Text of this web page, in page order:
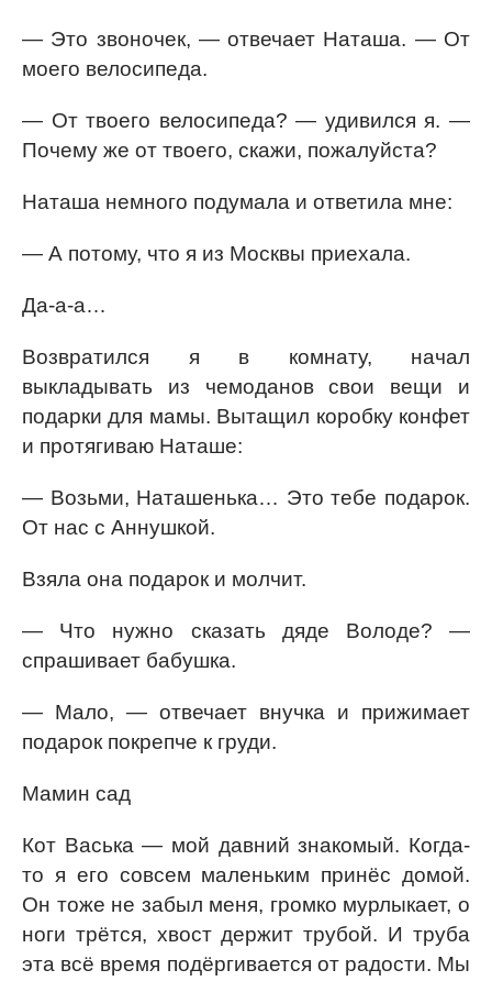
— Это звоночек, — отвечает Наташа. — От
моего велосипеда.
— От твоего велосипеда? — удивился я. —
Почему же от твоего, скажи, пожалуйста?
Наташа немного подумала и ответила мне:
— А потому, что я из Москвы приехала.
Да-а-а…
Возвратился я в комнату, начал
выкладывать из чемоданов свои вещи и
подарки для мамы. Вытащил коробку конфет
и протягиваю Наташе:
— Возьми, Наташенька… Это тебе подарок.
От нас с Аннушкой.
Взяла она подарок и молчит.
— Что нужно сказать дяде Володе? —
спрашивает бабушка.
— Мало, — отвечает внучка и прижимает
подарок покрепче к груди.
Мамин сад
Кот Васька — мой давний знакомый. Когда-
то я его совсем маленьким принёс домой.
Он тоже не забыл меня, громко мурлыкает, о
ноги трётся, хвост держит трубой. И труба
эта всё время подёргивается от радости. Мы